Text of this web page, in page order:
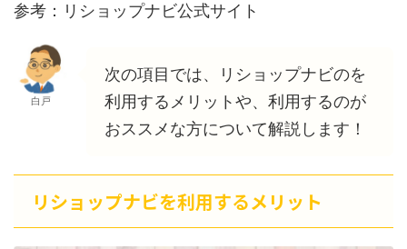
参考：リショップナビ公式サイト
白戸
次の項目では、リショップナビのを
利用するメリットや、利用するのが
おススメな方について解説します！
リショップナビを利用するメリット